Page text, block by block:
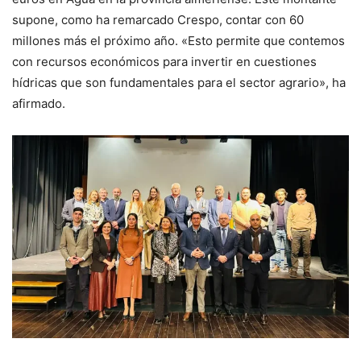
supone, como ha remarcado Crespo, contar con 60
millones más el próximo año. «Esto permite que contemos
con recursos económicos para invertir en cuestiones
hídricas que son fundamentales para el sector agrario», ha
afirmado.